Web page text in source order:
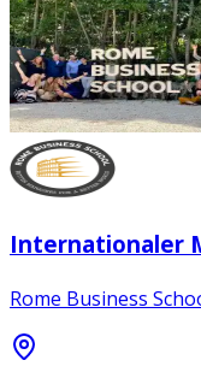
Internationaler
Rome Business